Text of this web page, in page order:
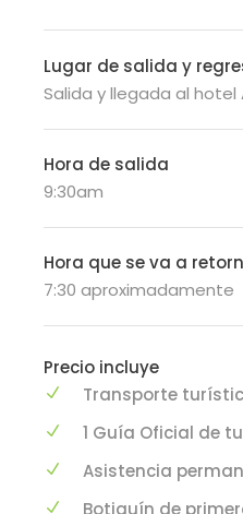
Lugar de salida y
Salida y llegada al hotel
Hora de salida
9:30am
Hora que se va a
7:30 aproximadamente
Precio incluye
Transporte
1 Guía Oficial de
Asistencia
Botiquín de